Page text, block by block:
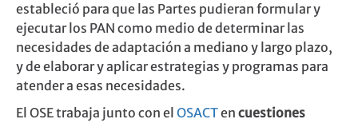
estableció para que las Partes pudieran formular y
ejecutar los PAN como medio de determinar las
necesidades de adaptación a mediano y largo plazo,
y de elaborar y aplicar estrategias y programas para
atender a esas necesidades.
El OSE trabaja junto con el OSACTen cuestiones